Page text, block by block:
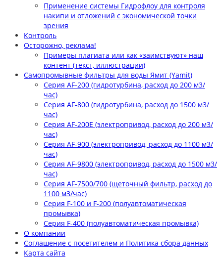
Применение системы Гидрофлоу для контроля
накипи и отложений с экономической точки
зрения
Контроль
Осторожно, реклама!
Примеры плагиата или как «заимствуют» наш
контент (текст, иллюстрации)
Самопромывные фильтры для воды Ямит (Yamit)
Серия AF-200 (гидротурбина, расход до 200 м3/
час)
Серия AF-800 (гидротурбина, расход до 1500 м3/
час)
Серия AF-200E (электропривод, расход до 200 м3/
час)
Серия AF-900 (электропривод, расход до 1100 м3/
час)
Серия AF-9800 (электропривод, расход до 1500 м3/
час)
Серия AF-7500/700 (щеточный фильтр, расход до
1100 м3/час)
Серия F-100 и F-200 (полуавтоматическая
промывка)
Серия F-400 (полуавтоматическая промывка)
О компании
Соглашение с посетителем и Политика сбора данных
Карта сайта